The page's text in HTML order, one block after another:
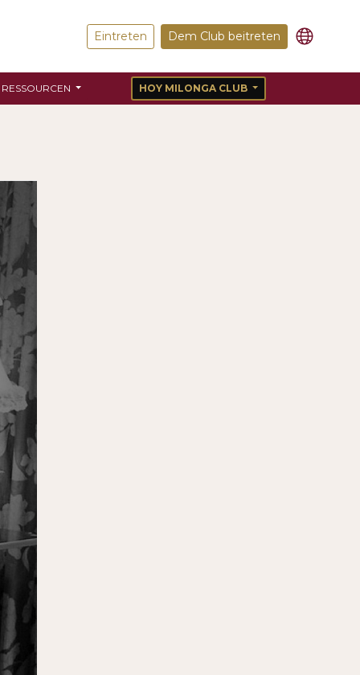
Eintreten Dem Club beitreten
RESSOURCEN HOY MILONGA CLUB